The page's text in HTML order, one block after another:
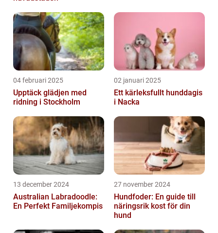
04 februari 2025
Upptäck glädjen med
ridning i Stockholm
02 januari 2025
Ett kärleksfullt hunddagis
i Nacka
13 december 2024
Australian Labradoodle:
En Perfekt Familjekompis
27 november 2024
Hundfoder: En guide till
näringsrik kost för din
hund